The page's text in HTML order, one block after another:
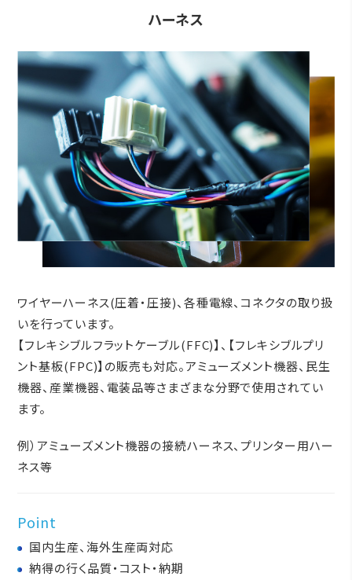
ハーネス
ワイヤーハーネス(圧着・圧接)、各種電線、コネクタの取り扱
いを行っています。
【フレキシブルフラットケーブル(FFC)】、【フレキシブルプリ
ント基板(FPC)】の販売も対応。アミューズメント機器、民生
機器、産業機器、電装品等さまざまな分野で使用されてい
ます。
例）アミューズメント機器の接続ハーネス、プリンター用ハー
ネス等
Point
国内生産、海外生産両対応
納得の行く品質・コスト・納期